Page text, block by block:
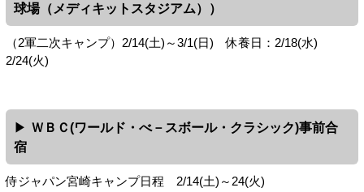
球場（メディキットスタジアム））
（2軍二次キャンプ）2/14(土)～3/1(日) 休養日：2/18(水)
2/24(火)
ＷＢＣ(ワールド・べ－スボール・クラシック)事前合
宿
侍ジャパン宮崎キャンプ日程 2/14(土)～24(火)